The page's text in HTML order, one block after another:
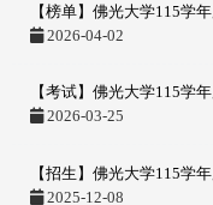
【榜单】佛光大学115学
2026-04-02
【考试】佛光大学115学
2026-03-25
【招生】佛光大学115学
2025-12-08